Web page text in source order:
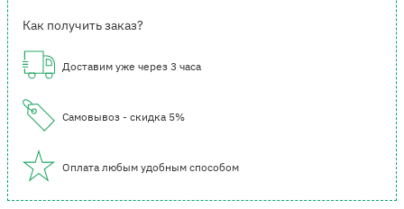
Как получить заказ?
Доставим уже через 3 часа
Самовывоз - скидка 5%
Оплата любым удобным способом